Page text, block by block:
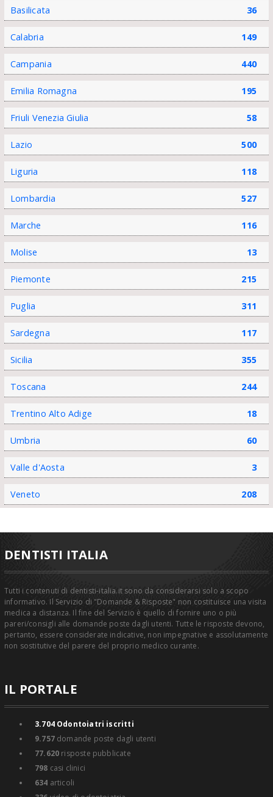
Basilicata 36
Calabria 149
Campania 440
Emilia Romagna 195
Friuli Venezia Giulia 58
Lazio 500
Liguria 118
Lombardia 527
Marche 116
Molise 13
Piemonte 215
Puglia 311
Sardegna 117
Sicilia 355
Toscana 244
Trentino Alto Adige 18
Umbria 60
Valle d'Aosta 3
Veneto 208
DENTISTI ITALIA
Tutti i contenuti di dentisti-italia.it sono da considerarsi solo a scopo
informativo. Il Servizio di "Domande & Risposte" non costituisce una visita
medica a distanza. Il fine del Servizio è quello di fornire uno o più
pareri/consigli alle domande poste dagli utenti. Tutte le risposte devono,
pertanto, essere considerate indicative, non impegnative e assolutamente
non sostitutive del parere del proprio medico curante.
IL PORTALE
3.704Odontoiatri iscritti
9.757domande poste dagli utenti
77.620 risposte pubblicate
798 casi clinici
634 articoli